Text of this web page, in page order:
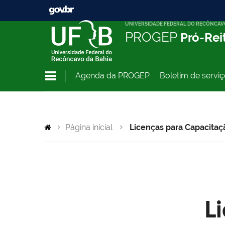
UNIVERSIDADE FEDERAL DO
PROGEP Pró-
Agenda da PROGEP Boletim de
Página inicial Licenças para